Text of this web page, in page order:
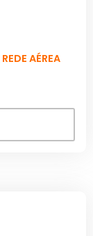
REDE AÉREA